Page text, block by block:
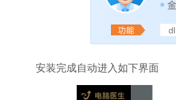
安装完成自动进入如下界面